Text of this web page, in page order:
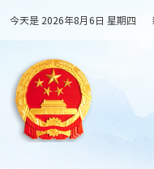
今天是 2026年8月6日 星期四